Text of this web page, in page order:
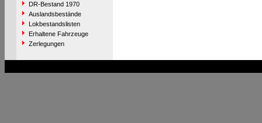
DR-Bestand 1970
Auslandsbestände
Lokbestandslisten
Erhaltene Fahrzeuge
Zerlegungen